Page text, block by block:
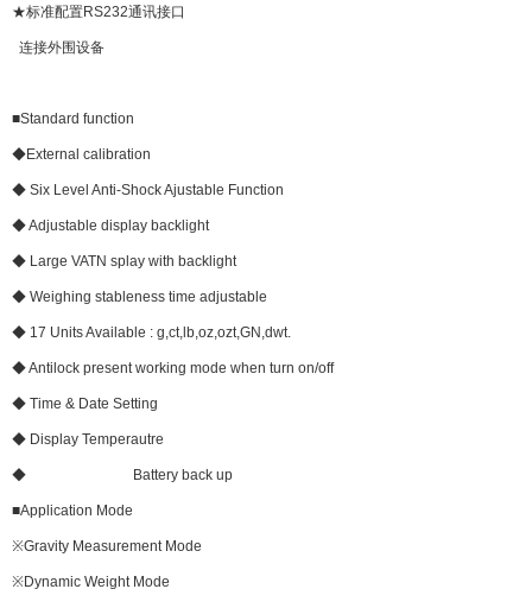
★标准配置RS232通讯接口
连接外围设备
■Standard function
◆External calibration
◆ Six Level Anti-Shock Ajustable Function
◆ Adjustable display backlight
◆ Large VATN splay with backlight
◆ Weighing stableness time adjustable
◆ 17 Units Available : g,ct,lb,oz,ozt,GN,dwt.
◆ Antilock present working mode when turn on/off
◆ Time & Date Setting
◆ Display Temperautre
◆ Battery back up
■Application Mode
※Gravity Measurement Mode
※Dynamic Weight Mode